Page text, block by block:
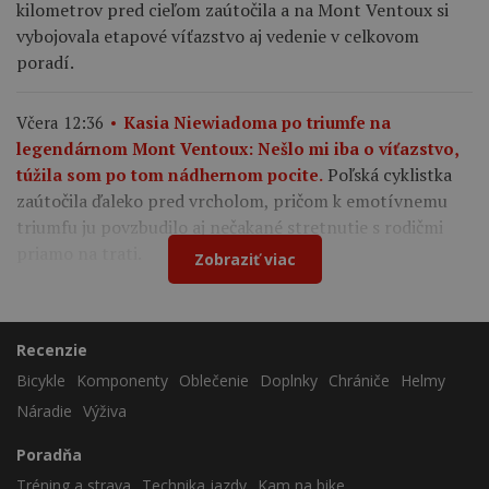
kilometrov pred cieľom zaútočila a na Mont Ventoux si
vybojovala etapové víťazstvo aj vedenie v celkovom
poradí.
Včera 12:36
Kasia Niewiadoma po triumfe na
legendárnom Mont Ventoux: Nešlo mi iba o víťazstvo,
túžila som po tom nádhernom pocite. Poľská cyklistka
zaútočila ďaleko pred vrcholom, pričom k emotívnemu
triumfu ju povzbudilo aj nečakané stretnutie s rodičmi
Zobraziť viac
Recenzie
Bicykle
Komponenty Oblečenie Doplnky Chrániče
Helmy
Náradie Výživa
Poradňa